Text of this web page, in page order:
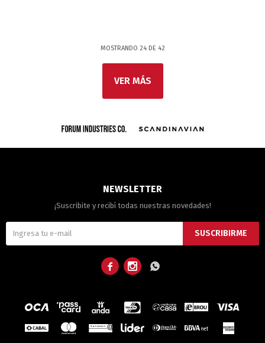
MOSTRANDO 24DE 42
VER MÁS
NEWSLETTER
¡Suscribite y recibí todas nuestras novedades!
SUSCRIBIRME
  